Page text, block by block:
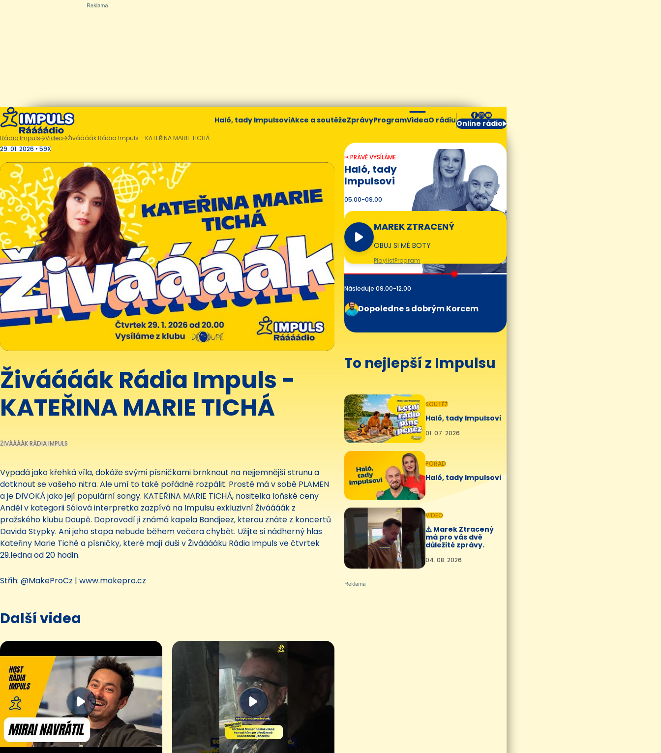
Haló, tady ImpulsoviAkce a soutěžeZprávyProgramVideaO rádiuOnline rádio
Rádio Impuls Videa
Živáááák Rádia Impuls - KATEŘINA MARIE TICHÁ
29. 01. 2026 • 59X
Živáááák Rádia Impuls -
KATEŘINA MARIE TICHÁ
ŽIVÁÁÁÁK RÁDIA IMPULS
Vypadá jako křehká víla, dokáže svými písničkami brnknout na nejjemnější strunu a
dotknout se vašeho nitra. Ale umí to také pořádně rozpálit. Prostě má v sobě PLAMEN
a je DIVOKÁ jako její populární songy. KATEŘINA MARIE TICHÁ, nositelka loňské ceny
Anděl v kategorii Sólová interpretka zazpívá na Impulsu exkluzivní Živáááák z
pražského klubu Doupě. Doprovodí ji známá kapela Bandjeez, kterou znáte z koncertů
Davida Stypky. Ani jeho stopa nebude během večera chybět. Užijte si nádherný hlas
Kateřiny Marie Tiché a písničky, které mají duši v Živááááku Rádia Impuls ve čtvrtek
29.ledna od 20 hodin.
Střih: @MakeProCz | www.makepro.cz
Další videa
PRÁVĚ VYSÍLÁME
Haló, tady
Impulsovi
05.00-09.00
MAREK ZTRACENÝ
OBUJ SI MÉ BOTY
PlaylistProgram
Následuje 09.00-12.00
Dopoledne s dobrým Korcem
To nejlepší z Impulsu
SOUTĚŽ
Haló, tady Impulsovi
01. 07. 2026
POŘAD
Haló, tady Impulsovi
VIDEO
⚠️ Marek Ztracený
má pro vás dvě
důležité zprávy.
04. 08. 2026